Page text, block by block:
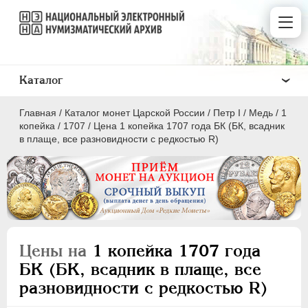
Главная / Каталог монет Царской России / Пeтр I / Медь / 1
копейка / 1707 / Цена 1 копейка 1707 года БК (БК, всадник
в плаще, все разновидности с редкостью R)
Цены на 1 копейка 1707 года
БК (БК, всадник в плаще, все
разновидности с редкостью R)
Каталог
ПEТР I 1699 - 1725
Серебро
Медь
5 копеек